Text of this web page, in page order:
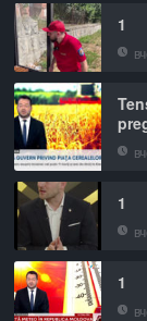
1
1
1